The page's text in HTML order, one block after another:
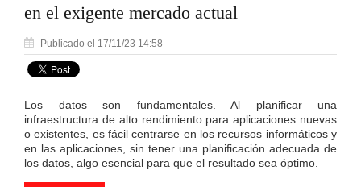
en el exigente mercado actual
Publicado el 17/11/23 14:58
Los datos son fundamentales. Al planificar una
infraestructura de alto rendimiento para aplicaciones nuevas
o existentes, es fácil centrarse en los recursos informáticos y
en las aplicaciones, sin tener una planificación adecuada de
los datos, algo esencial para que el resultado sea óptimo.